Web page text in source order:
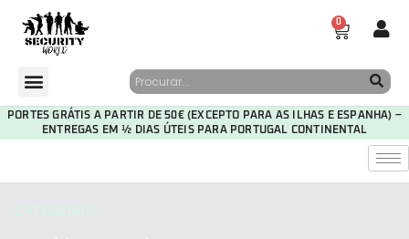
0
PORTES GRÁTIS A PARTIR DE 50€ (EXCEPTO PARA AS ILHAS E ESPANHA) –
ENTREGAS EM ½ DIAS ÚTEIS PARA PORTUGAL CONTINENTAL